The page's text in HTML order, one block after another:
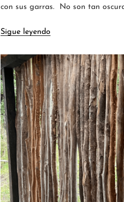
con sus garras. No son tan
Sigue leyendo